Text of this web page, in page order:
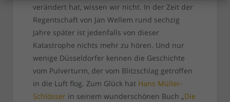
verändert hat, wissen wir nicht. In der Zeit der
Regentschaft von Jan Wellem rund sechzig
Jahre später ist jedenfalls von dieser
Katastrophe nichts mehr zu hören. Und nur
wenige Düsseldorfer kennen die Geschichte
vom Pulverturm, der vom Blitzschlag getroffen
in die Luft flog. Zum Glück hat Hans Müller-
Schlösserin seinem wunderschönen Buch „Die